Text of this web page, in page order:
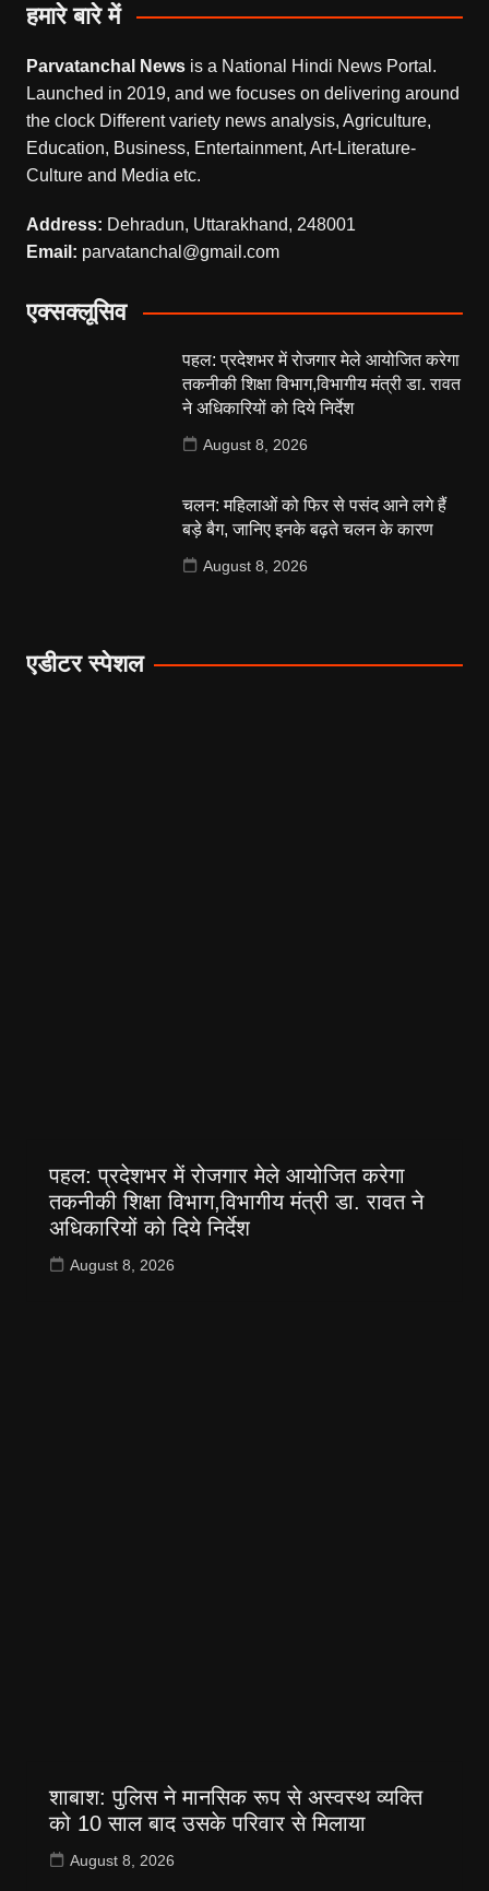
हमारे बारे में
Parvatanchal Newsis a National Hindi News Portal.
Launched in 2019, and we focuses on delivering around
the clock Different variety news analysis, Agriculture,
Education, Business, Entertainment, Art-Literature-
Culture and Media etc.
Address: Dehradun, Uttarakhand, 248001
Email: parvatanchal@gmail.com
एक्सक्लूसिव
पहल: प्रदेशभर में रोजगार मेले आयोजित करेगा
तकनीकी शिक्षा विभाग,विभागीय मंत्री डा. रावत
ने अधिकारियों को दिये निर्देश
August 8, 2026
चलन: महिलाओं को फिर से पसंद आने लगे हैं
बड़े बैग, जानिए इनके बढ़ते चलन के कारण
August 8, 2026
एडीटर स्पेशल
पहल: प्रदेशभर में रोजगार मेले आयोजित करेगा
तकनीकी शिक्षा विभाग,विभागीय मंत्री डा. रावत ने
अधिकारियों को दिये निर्देश
August 8, 2026
शाबाश: पुलिस ने मानसिक रूप से अस्वस्थ व्यक्ति
को 10 साल बाद उसके परिवार से मिलाया
August 8, 2026